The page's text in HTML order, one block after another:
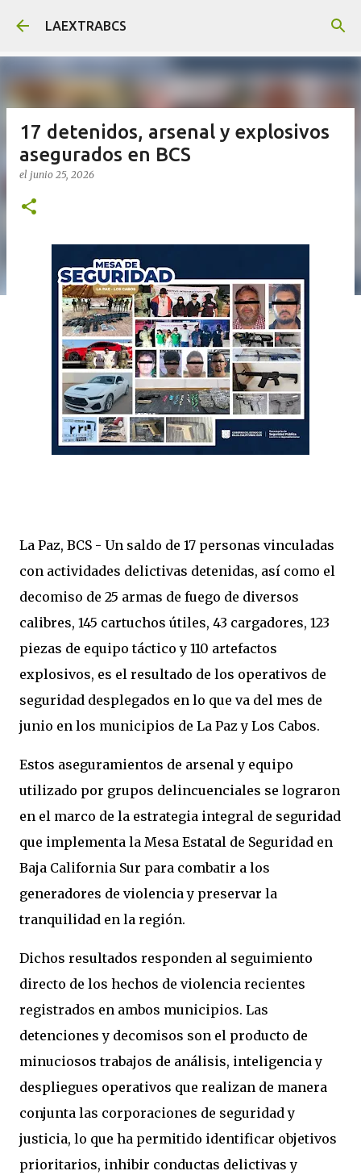
Ir al contenido principal
LAEXTRABCS
17 detenidos, arsenal y explosivos
asegurados en BCS
el junio 25, 2026
La Paz, BCS - Un saldo de 17 personas vinculadas
con actividades delictivas detenidas, así como el
decomiso de 25 armas de fuego de diversos
calibres, 145 cartuchos útiles, 43 cargadores, 123
piezas de equipo táctico y 110 artefactos
explosivos, es el resultado de los operativos de
seguridad desplegados en lo que va del mes de
junio en los municipios de La Paz y Los Cabos.
Estos aseguramientos de arsenal y equipo
utilizado por grupos delincuenciales se lograron
en el marco de la estrategia integral de seguridad
que implementa la Mesa Estatal de Seguridad en
Baja California Sur para combatir a los
generadores de violencia y preservar la
tranquilidad en la región.
Dichos resultados responden al seguimiento
directo de los hechos de violencia recientes
registrados en ambos municipios. Las
detenciones y decomisos son el producto de
minuciosos trabajos de análisis, inteligencia y
despliegues operativos que realizan de manera
conjunta las corporaciones de seguridad y
justicia, lo que ha permitido identificar objetivos
prioritarios, inhibir conductas delictivas y